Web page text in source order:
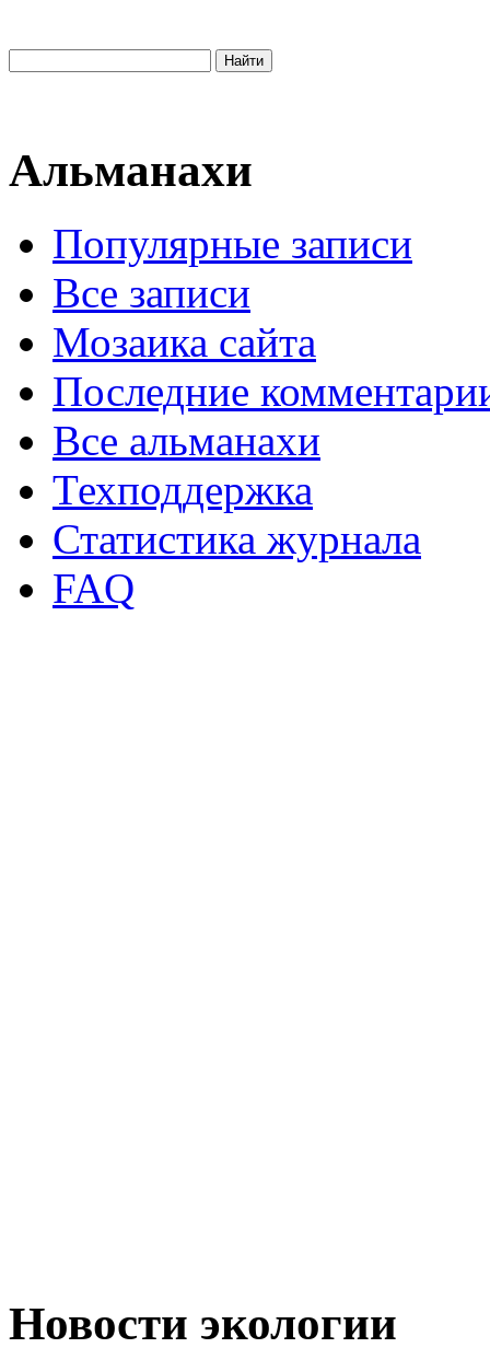
Альманахи
Популярные записи
Все записи
Мозаика сайта
Последние
Все альманахи
Техподдержка
Статистика журнала
FAQ
Новости экологии